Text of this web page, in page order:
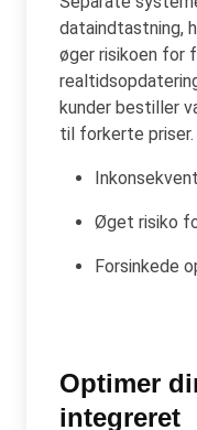
dataindtastning,
øger risikoen for
kunder bestiller
til forkerte priser.
Øget risiko
Forsinkede
Optimer
integreret